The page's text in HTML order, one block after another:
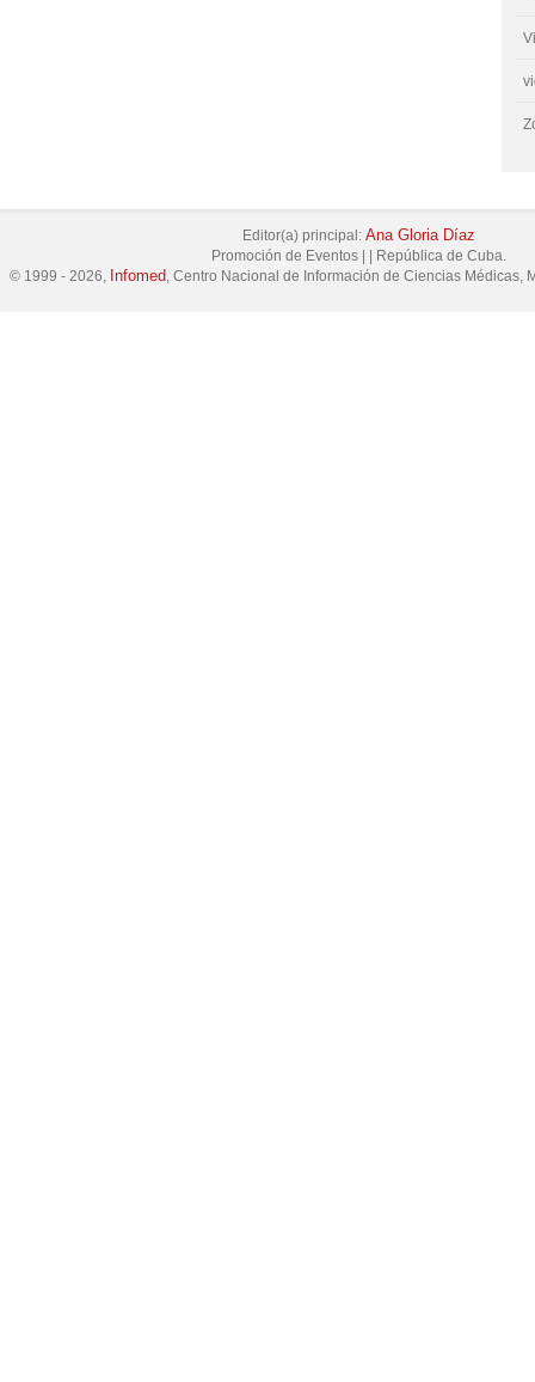
Editor(a) principal: Ana Gloria Díaz
Promoción de Eventos|
República de Cuba.
© 1999 - 2026, Infomed, Centro Nacional de Información de Ciencias Médicas,